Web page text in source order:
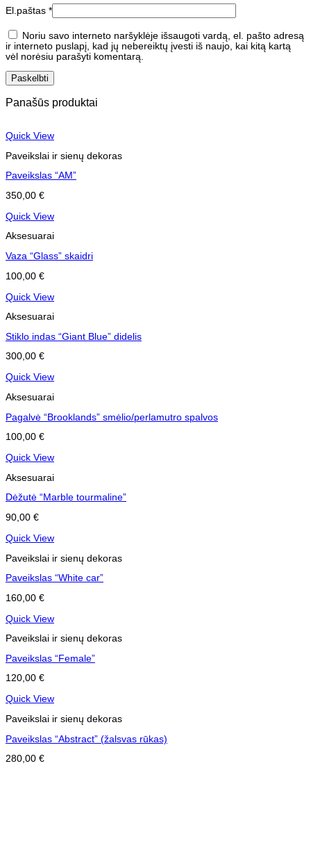
El.paštas *
Noriu savo interneto naršyklėje išsaugoti vardą, el. pašto adresą
ir interneto puslapį, kad jų nebereiktų įvesti iš naujo, kai kitą kartą
vėl norėsiu parašyti komentarą.
Panašūs produktai
Quick View
Paveikslai ir sienų dekoras
Paveikslas “AM”
350,00 €
Quick View
Aksesuarai
Vaza “Glass” skaidri
100,00 €
Quick View
Aksesuarai
Stiklo indas “Giant Blue” didelis
300,00 €
Quick View
Aksesuarai
Pagalvė “Brooklands” smėlio/perlamutro spalvos
100,00 €
Quick View
Aksesuarai
Dėžutė “Marble tourmaline”
90,00 €
Quick View
Paveikslai ir sienų dekoras
Paveikslas “White car”
160,00 €
Quick View
Paveikslai ir sienų dekoras
Paveikslas “Female”
120,00 €
Quick View
Paveikslai ir sienų dekoras
Paveikslas “Abstract” (žalsvas rūkas)
280,00 €